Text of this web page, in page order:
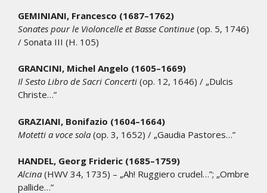
GEMINIANI, Francesco (1687–1762)
Sonates pour le Violoncelle et Basse Continue (op. 5, 1746)
/ Sonata III (H. 105)
GRANCINI, Michel Angelo (1605–1669)
Il Sesto Libro de Sacri Concerti (op. 12, 1646) / „Dulcis
Christe…”
GRAZIANI, Bonifazio (1604–1664)
Motetti a voce sola (op. 3, 1652) / „Gaudia Pastores…”
HANDEL, Georg Frideric (1685–1759)
Alcina (HWV 34, 1735) – „Ah! Ruggiero crudel…”; „Ombre
pallide…”